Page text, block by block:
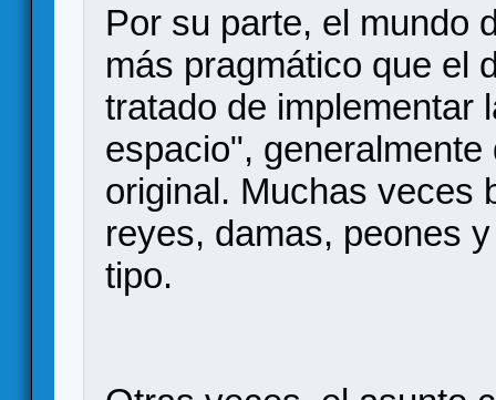
Por su parte, el mundo
más pragmático que el
tratado de implementar
espacio",
original. Muchas veces
reyes, damas, peones
tipo.